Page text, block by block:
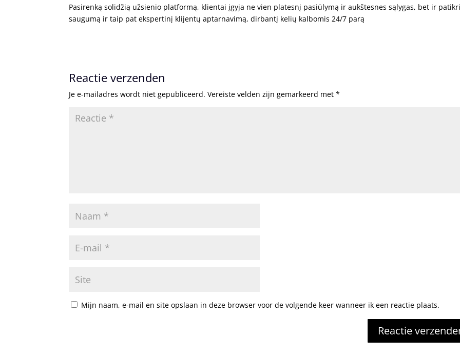
Pasirenką solidžią užsienio platformą, klientai įgyja ne vien platesnį pasiūlymą ir aukštesnes sąlygas, bet ir
saugumą ir taip pat ekspertinį klijentų aptarnavimą, dirbantį kelių kalbomis 24/7 parą
Reactie verzenden
Je e-mailadres wordt niet gepubliceerd. Vereiste velden zijn gemarkeerd met*
Mijn naam, e-mail en site opslaan in deze browser voor de volgende keer wanneer ik een reactie plaats.